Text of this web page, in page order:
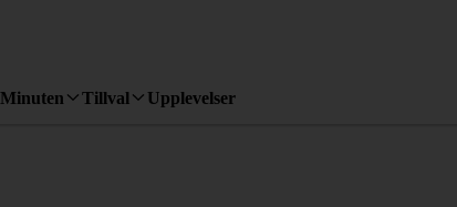
Tillval Upplevelser